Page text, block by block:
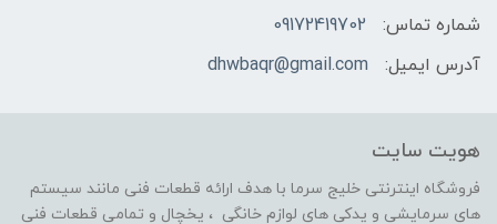
شماره تماس:
09172419702
آدرس ایمیل:
dhwbaqr@gmail.com
هویت سایت
فروشگاه اینترنتی خلیج سرما با هدف ارائه قطعات فنی مانند سیستم
های سرمایشی و یدکی های لوازم خانگی ، یخچال و تمامی قطعات فنی